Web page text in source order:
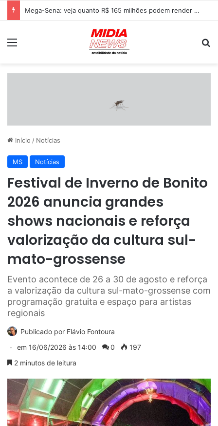
Mega-Sena: veja quanto R$ 165 milhões podem render na poupança, Tesouro Direto e CDB
Início / Notícias
MS Notícias
Festival de Inverno de Bonito
2026 anuncia grandes
shows nacionais e reforça
valorização da cultura sul-
mato-grossense
Evento acontece de 26 a 30 de agosto e reforça
a valorização da cultura sul-mato-grossense com
programação gratuita e espaço para artistas
regionais
Publicado por Flávio Fontoura
em 16/06/2026 às 14:00 0
197
2 minutos de leitura